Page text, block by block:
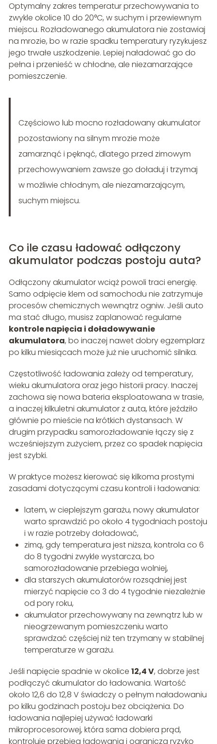
Optymalny zakres temperatur przechowywania to
zwykle okolice 10 do 20°C, w suchym i przewiewnym
miejscu. Rozładowanego akumulatora nie zostawiaj
na mrozie, bo w razie spadku temperatury ryzykujesz
jego trwałe uszkodzenie. Lepiej naładować go do
pełna i przenieść w chłodne, ale niezamarzające
pomieszczenie.
Częściowo lub mocno rozładowany akumulator
pozostawiony na silnym mrozie może
zamarznąć i pęknąć, dlatego przed zimowym
przechowywaniem zawsze go doładuj i trzymaj
w możliwie chłodnym, ale niezamarzającym,
suchym miejscu.
Co ile czasu ładować odłączony
akumulator podczas postoju auta?
Odłączony akumulator wciąż powoli traci energię.
Samo odpięcie klem od samochodu nie zatrzymuje
procesów chemicznych wewnątrz ogniw. Jeśli auto
ma stać długo, musisz zaplanować regularne
kontrole napięcia i doładowywanie
akumulatora, bo inaczej nawet dobry egzemplarz
po kilku miesiącach może już nie uruchomić silnika.
Częstotliwość ładowania zależy od temperatury,
wieku akumulatora oraz jego historii pracy. Inaczej
zachowa się nowa bateria eksploatowana w trasie,
a inaczej kilkuletni akumulator z auta, które jeździło
głównie po mieście na krótkich dystansach. W
drugim przypadku samorozładowanie łączy się z
wcześniejszym zużyciem, przez co spadek napięcia
jest szybki.
W praktyce możesz kierować się kilkoma prostymi
zasadami dotyczącymi czasu kontroli i ładowania:
latem, w cieplejszym garażu, nowy akumulator
warto sprawdzić po około 4 tygodniach postoju
i w razie potrzeby doładować,
zimą, gdy temperatura jest niższa, kontrola co 6
do 8 tygodni zwykle wystarcza, bo
samorozładowanie przebiega wolniej,
dla starszych akumulatorów rozsądniej jest
mierzyć napięcie co 3 do 4 tygodnie niezależnie
od pory roku,
akumulator przechowywany na zewnątrz lub w
nieogrzewanym pomieszczeniu warto
sprawdzać częściej niż ten trzymany w stabilnej
temperaturze w garażu.
Jeśli napięcie spadnie w okolice 12,4 V, dobrze jest
podłączyć akumulator do ładowania. Wartość
około 12,6 do 12,8 V świadczy o pełnym naładowaniu
po kilku godzinach postoju bez obciążenia. Do
ładowania najlepiej używać ładowarki
mikroprocesorowej, która sama dobiera prąd,
kontroluje przebieg ładowania i ogranicza ryzyko